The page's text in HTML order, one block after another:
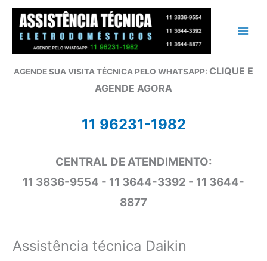
conteúdo
AGENDE SUA VISITA TÉCNICA PELO WHATSAPP: CLIQUE E
AGENDE AGORA
11 96231-1982
CENTRAL DE ATENDIMENTO:
11 3836-9554 - 11 3644-3392 - 11 3644-
8877
Assistência técnica Daikin